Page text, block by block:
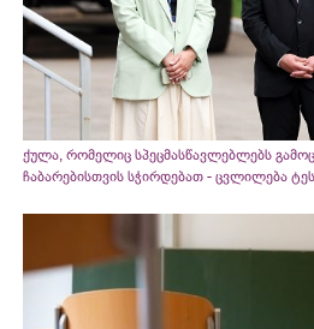
ქულა, რომელიც სპეცმასწავლებლებს
ჩაბარებისთვის სჭირდებათ - ცვლილება